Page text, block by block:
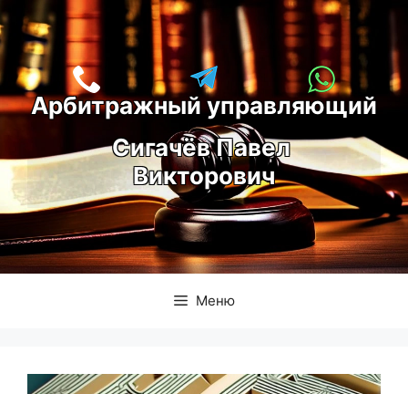
Перейти
к
содержимому
Арбитражный управляющий
Сигачёв Павел
Викторович
Меню